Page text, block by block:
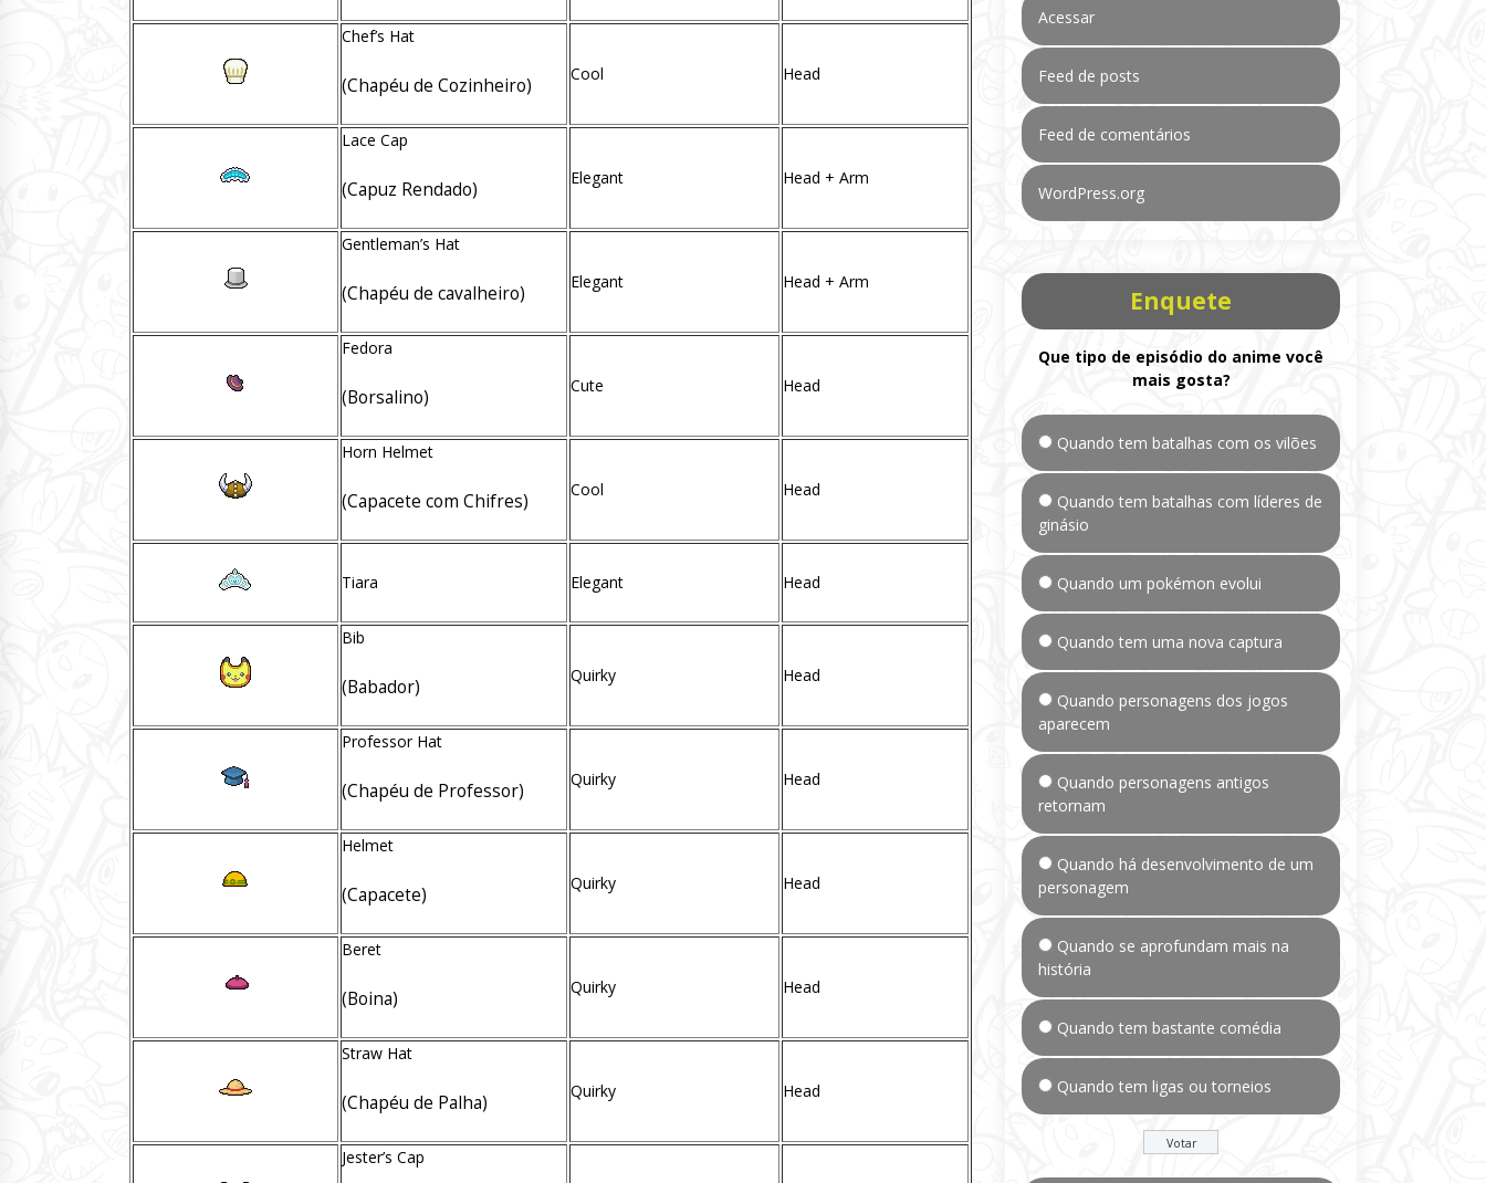
Chef’s Hat
(Chapéu de Cozinheiro)
Cool Head
Lace Cap
(Capuz Rendado)
Elegant Head + Arm
Gentleman’s Hat
(Chapéu de cavalheiro)
Elegant Head + Arm
Fedora
(Borsalino)
Cute Head
Horn Helmet
(Capacete com Chifres)
Cool Head
Tiara Elegant Head
Bib
(Babador)
Quirky Head
Professor Hat
(Chapéu de Professor)
Quirky Head
Helmet
(Capacete)
Quirky Head
Beret
(Boina)
Quirky Head
Straw Hat
(Chapéu de Palha)
Quirky Head
Jester’s Cap
Acessar
Feed de posts
Feed de comentários
WordPress.org
Enquete
Que tipo de episódio do anime você
mais gosta?
Quando tem batalhas com os vilões
Quando tem batalhas com líderes de
ginásio
Quando um pokémon evolui
Quando tem uma nova captura
Quando personagens dos jogos
aparecem
Quando personagens antigos
retornam
Quando há desenvolvimento de um
personagem
Quando se aprofundam mais na
história
Quando tem bastante comédia
Quando tem ligas ou torneios